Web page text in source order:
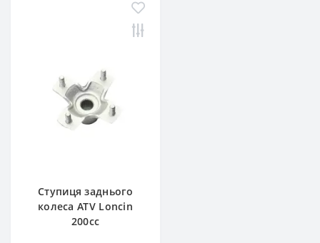
Ступиця заднього
колеса ATV Loncin
200cc